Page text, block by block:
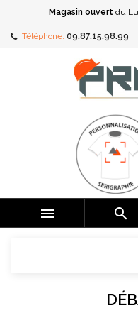
Magasin ouvert du
Téléphone: 09.87.15.98.99
 